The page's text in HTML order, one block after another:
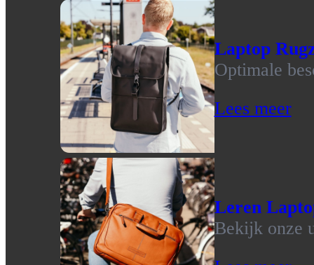
Laptop
Optimale
Lees meer
Leren
Bekijk onze